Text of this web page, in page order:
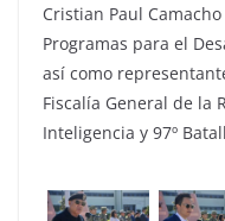
Cristian Paul
Programas para el
así como
Fiscalía General de la
Inteligencia y 97º